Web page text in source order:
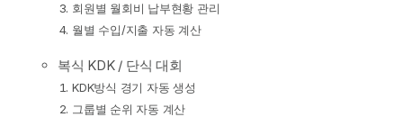
회원별 월회비 납부현황 관리
월별 수입/지출 자동 계산
복식 KDK / 단식 대회
KDK방식 경기 자동 생성
그룹별 순위 자동 계산